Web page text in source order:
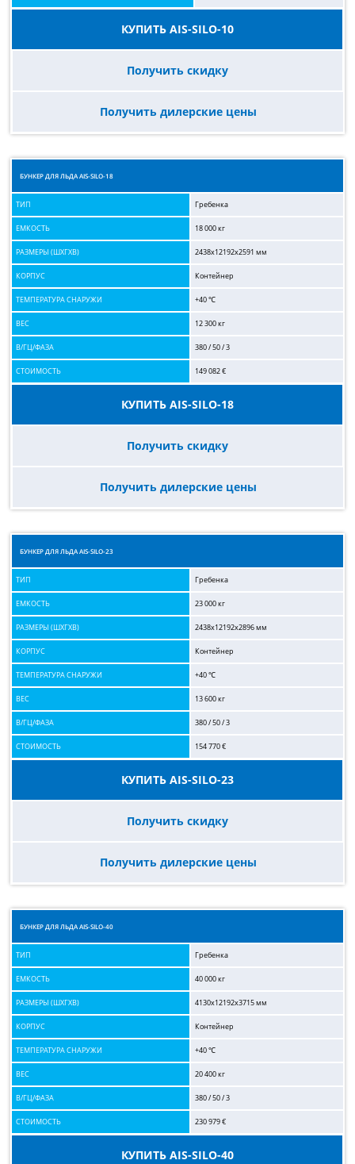
КУПИТЬ AIS-SILO-10
Получить скидку
Получить дилерские цены
БУНКЕР ДЛЯ ЛЬДА AIS-SILO-18
ТИП Гребенка
ЕМКОСТЬ 18 000 кг
РАЗМЕРЫ (ШХГХВ) 2438x12192x2591 мм
КОРПУС Контейнер
ТЕМПЕРАТУРА СНАРУЖИ +40 ℃
ВЕС 12 300 кг
В/ГЦ/ФАЗА 380 / 50 / 3
СТОИМОСТЬ 149 082 €
КУПИТЬ AIS-SILO-18
Получить скидку
Получить дилерские цены
БУНКЕР ДЛЯ ЛЬДА AIS-SILO-23
ТИП Гребенка
ЕМКОСТЬ 23 000 кг
РАЗМЕРЫ (ШХГХВ) 2438x12192x2896 мм
КОРПУС Контейнер
ТЕМПЕРАТУРА СНАРУЖИ +40 ℃
ВЕС 13 600 кг
В/ГЦ/ФАЗА 380 / 50 / 3
СТОИМОСТЬ 154 770 €
КУПИТЬ AIS-SILO-23
Получить скидку
Получить дилерские цены
БУНКЕР ДЛЯ ЛЬДА AIS-SILO-40
ТИП Гребенка
ЕМКОСТЬ 40 000 кг
РАЗМЕРЫ (ШХГХВ) 4130x12192x3715 мм
КОРПУС Контейнер
ТЕМПЕРАТУРА СНАРУЖИ +40 ℃
ВЕС 20 400 кг
В/ГЦ/ФАЗА 380 / 50 / 3
СТОИМОСТЬ 230 979 €
КУПИТЬ AIS-SILO-40